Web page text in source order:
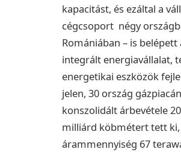
kapacitást, és ezáltal a
cégcsoport négy
Romániában – is
integrált energiavállalat,
energetikai eszközök
jelen, 30 ország
konszolidált árbevétele
milliárd köbmétert tett ki,
árammennyiség 67